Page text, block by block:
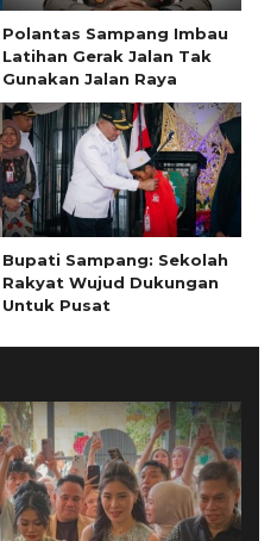
Polantas Sampang Imbau
Latihan Gerak Jalan Tak
Gunakan Jalan Raya
Bupati Sampang: Sekolah
Rakyat Wujud Dukungan
Untuk Pusat